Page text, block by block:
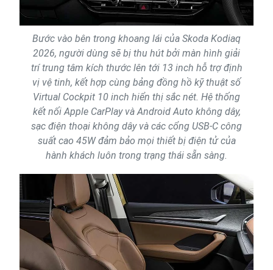
Bước vào bên trong khoang lái của Skoda Kodiaq
2026, người dùng sẽ bị thu hút bởi màn hình giải
trí trung tâm kích thước lên tới 13 inch hỗ trợ định
vị vệ tinh, kết hợp cùng bảng đồng hồ kỹ thuật số
Virtual Cockpit 10 inch hiển thị sắc nét. Hệ thống
kết nối Apple CarPlay và Android Auto không dây,
sạc điện thoại không dây và các cổng USB-C công
suất cao 45W đảm bảo mọi thiết bị điện tử của
hành khách luôn trong trạng thái sẵn sàng.